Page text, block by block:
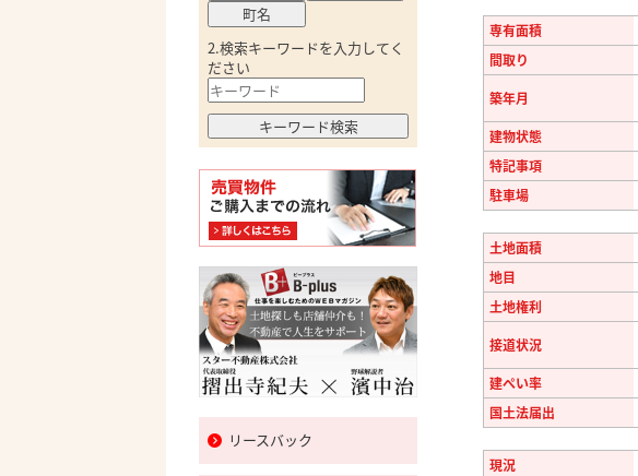
専有面積
間取り
築年月
建物状態
特記事項
駐車場
土地面積
地目
土地権利
接道状況
建ぺい率
国土法届出
現況
町名
2.検索キーワードを入力してく
ださい
リースバック